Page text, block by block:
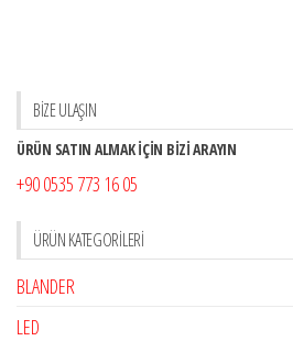
BİZE ULAŞIN
ÜRÜN SATIN ALMAK İÇİN BİZİ ARAYIN
+90 0535 773 16 05
ÜRÜN KATEGORILERI
BLANDER
LED